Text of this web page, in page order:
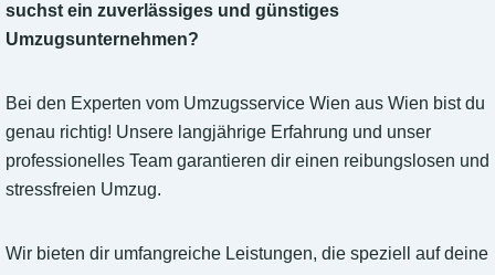
suchst ein zuverlässiges und günstiges
Umzugsunternehmen?
Bei den Experten vom Umzugsservice Wien aus Wien bist du
genau richtig! Unsere langjährige Erfahrung und unser
professionelles Team garantieren dir einen reibungslosen und
stressfreien Umzug.
Wir bieten dir umfangreiche Leistungen, die speziell auf deine